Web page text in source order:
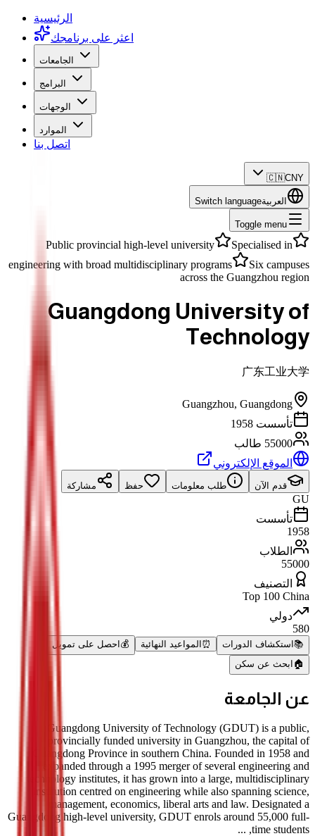
الرئيسية
اعثر على برنامجك
الجامعات
البرامج
الوجهات
الموارد
اتصل بنا
🇨🇳CNY
العربيةSwitch language
Toggle menu
Public provincial high-level university
Specialised in
engineering with broad multidisciplinary programs
Six campuses
across the Guangzhou region
Guangdong University of
Technology
广东工业大学
Guangzhou, Guangdong
تأسست 1958
55000 طالب
الموقع الإلكتروني
قدم الآن طلب معلومات حفظ مشاركة
GU
تأسست
1958
الطلاب
55000
التصنيف
Top 100 China
دولي
580
📚 استكشاف الدورات ⏰ المواعيد النهائية 💰 احصل على تمويل
🏠 ابحث عن سكن
عن الجامعة
Guangdong University of Technology (GDUT) is a public,
provincially funded university in Guangzhou, the capital of
Guangdong Province in southern China. Founded in 1958 and
expanded through a 1995 merger of several engineering and
technology institutes, it has grown into a large, multidisciplinary
institution centred on engineering while also spanning science,
management, economics, liberal arts and law. Designated a
Guangdong high-level university, GDUT enrols around 55,000 full-
time students, ...